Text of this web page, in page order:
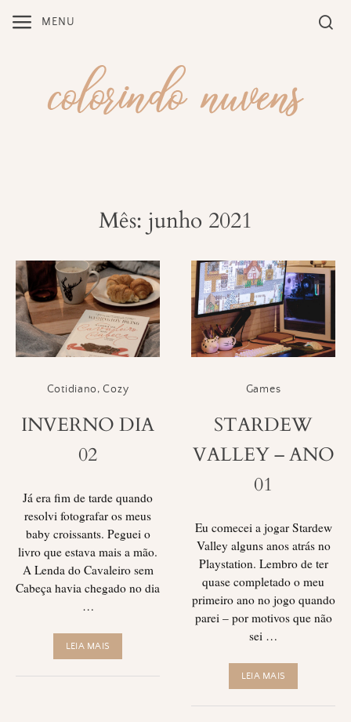
MENU
Mês: junho 2021
Cotidiano,Cozy
INVERNO DIA
02
Já era fim de tarde quando
resolvi fotografar os meus
baby croissants. Peguei o
livro que estava mais a mão.
A Lenda do Cavaleiro sem
Cabeça havia chegado no dia
…
LEIA MAIS
Games
STARDEW
VALLEY – ANO
01
Eu comecei a jogar Stardew
Valley alguns anos atrás no
Playstation. Lembro de ter
quase completado o meu
primeiro ano no jogo quando
parei – por motivos que não
sei …
LEIA MAIS